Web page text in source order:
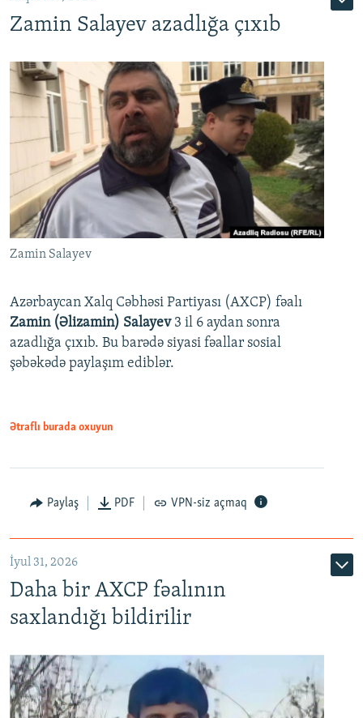
Zamin Salayev azadlığa çıxıb
Zamin Salayev
Azərbaycan Xalq Cəbhəsi Partiyası (AXCP) fəalı
Zamin (Əlizamin) Salayev 3 il 6 aydan sonra
azadlığa çıxıb. Bu barədə siyasi fəallar sosial
şəbəkədə paylaşım ediblər.
Ətraflı burada oxuyun
Paylaş PDF VPN-siz açmaq
İyul 31, 2026
Daha bir AXCP fəalının
saxlandığı bildirilir